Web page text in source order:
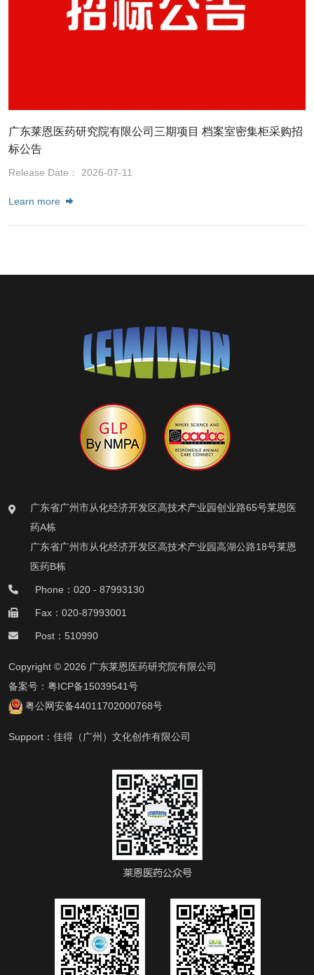
广东莱恩医药研究院有限公司三期项目 档案室密集柜采购招
标公告
Release Date： 2026-07-11
Learn more
广东省广州市从化经济开发区高技术产业园创业路65号莱恩医
药A栋
广东省广州市从化经济开发区高技术产业园高湖公路18号莱恩
医药B栋
Phone：020 - 87993130
Fax：020-87993001
Post：510990
Copyright © 2026 广东莱恩医药研究院有限公司
备案号： 粤ICP备15039541号
粤公网安备44011702000768号
Support： 佳得（广州）文化创作有限公司